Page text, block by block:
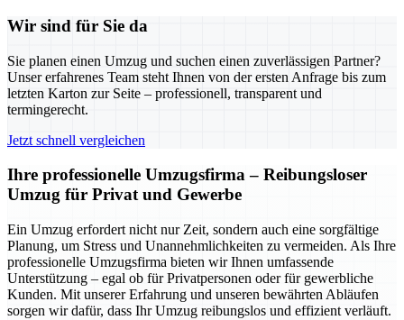
Wir sind für Sie da
Sie planen einen Umzug und suchen einen zuverlässigen Partner?
Unser erfahrenes Team steht Ihnen von der ersten Anfrage bis zum
letzten Karton zur Seite – professionell, transparent und
termingerecht.
Jetzt schnell vergleichen
Ihre professionelle Umzugsfirma – Reibungsloser
Umzug für Privat und Gewerbe
Ein Umzug erfordert nicht nur Zeit, sondern auch eine sorgfältige
Planung, um Stress und Unannehmlichkeiten zu vermeiden. Als Ihre
professionelle Umzugsfirma bieten wir Ihnen umfassende
Unterstützung – egal ob für Privatpersonen oder für gewerbliche
Kunden. Mit unserer Erfahrung und unseren bewährten Abläufen
sorgen wir dafür, dass Ihr Umzug reibungslos und effizient verläuft.